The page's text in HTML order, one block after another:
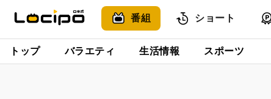
番組 ショート
トップ バラエティ 生活情報 スポーツ